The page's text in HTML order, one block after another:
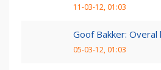
11-03-12, 01:03
Goof Bakker:
05-03-12, 01:03